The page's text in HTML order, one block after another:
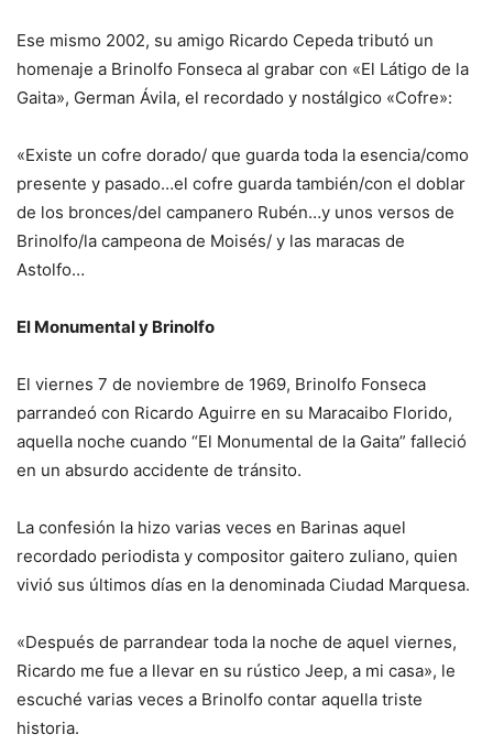
Ese mismo 2002, su amigo Ricardo Cepeda tributó un
homenaje a Brinolfo Fonseca al grabar con «El Látigo de la
Gaita», German Ávila, el recordado y nostálgico «Cofre»:
«Existe un cofre dorado/ que guarda toda la esencia/como
presente y pasado…el cofre guarda también/con el doblar
de los bronces/del campanero Rubén…y unos versos de
Brinolfo/la campeona de Moisés/ y las maracas de
Astolfo…
El Monumental y Brinolfo
El viernes 7 de noviembre de 1969, Brinolfo Fonseca
parrandeó con Ricardo Aguirre en su Maracaibo Florido,
aquella noche cuando “El Monumental de la Gaita” falleció
en un absurdo accidente de tránsito.
La confesión la hizo varias veces en Barinas aquel
recordado periodista y compositor gaitero zuliano, quien
vivió sus últimos días en la denominada Ciudad Marquesa.
«Después de parrandear toda la noche de aquel viernes,
Ricardo me fue a llevar en su rústico Jeep, a mi casa», le
escuché varias veces a Brinolfo contar aquella triste
historia.